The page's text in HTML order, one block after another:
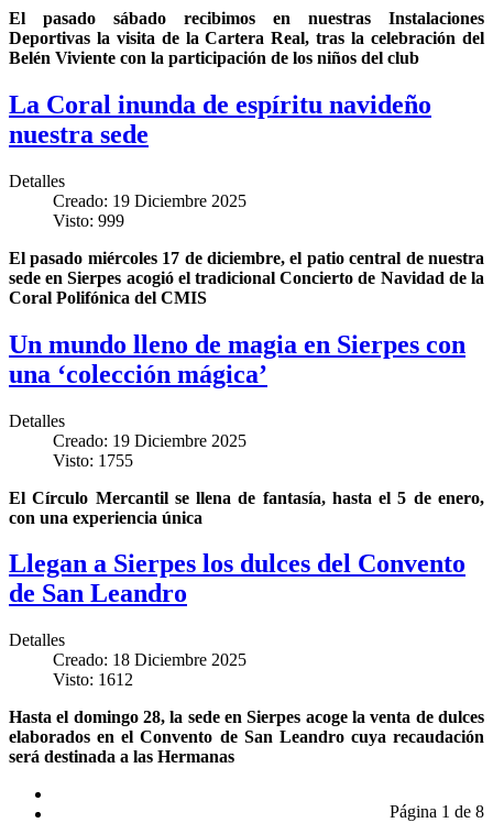
El pasado sábado recibimos en nuestras Instalaciones
Deportivas la visita de la Cartera Real, tras la celebración del
Belén Viviente con la participación de los niños del club
La Coral inunda de espíritu navideño
nuestra sede
Detalles
Creado: 19 Diciembre 2025
Visto: 999
El pasado miércoles 17 de diciembre, el patio central de nuestra
sede en Sierpes acogió el tradicional Concierto de Navidad de la
Coral Polifónica del CMIS
Un mundo lleno de magia en Sierpes con
una ‘colección mágica’
Detalles
Creado: 19 Diciembre 2025
Visto: 1755
El Círculo Mercantil se llena de fantasía, hasta el 5 de enero,
con una experiencia única
Llegan a Sierpes los dulces del Convento
de San Leandro
Detalles
Creado: 18 Diciembre 2025
Visto: 1612
Hasta el domingo 28, la sede en Sierpes acoge la venta de dulces
elaborados en el Convento de San Leandro cuya recaudación
será destinada a las Hermanas
Página 1 de 8